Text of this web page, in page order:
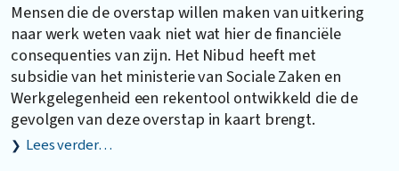
Mensen die de overstap willen maken van uitkering
naar werk weten vaak niet wat hier de financiële
consequenties van zijn. Het Nibud heeft met
subsidie van het ministerie van Sociale Zaken en
Werkgelegenheid een rekentool ontwikkeld die de
gevolgen van deze overstap in kaart brengt.
Lees verder…